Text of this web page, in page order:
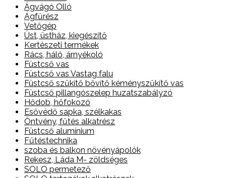
Ágvágó Olló
Ágfűrész
Vetőgép
Üst, üstház, kiegészítő
Kertészeti termékek
Rács, háló, árnyékoló
Füstcső vas
Füstcső vas Vastag falu
Füstcső szűkítő bővítő kéményszűkítő vas
Füstcső pillangószelep huzatszabályzó
Hődob, hőfokozó
Esővédő sapka, szélkakas
Öntvény, fűtés alkatrész
Füstcső alumínium
Fűtéstechnika
szoba és balkon növényápolók
Rekesz, Láda M- zöldséges
SOLO permetező